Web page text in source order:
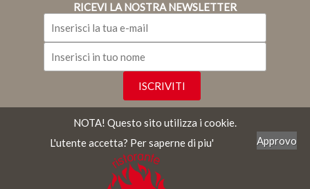
RICEVI LA NOSTRA NEWSLETTER
NOTA! Questo sito utilizza i cookie.
L'utente accetta? Per saperne di piu' Approvo